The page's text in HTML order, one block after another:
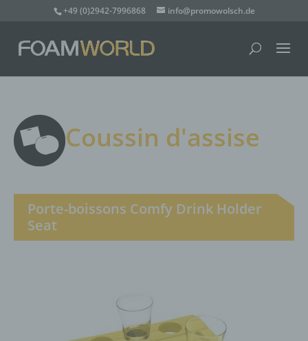
+49 (0)2942-7996868 info@promowolsch.de
Coussin d'assise
Porte-boissons Comfy Drink Holder
Seat